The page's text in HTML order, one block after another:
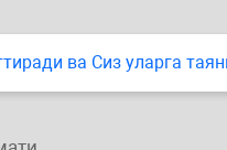
ва Сиз уларга